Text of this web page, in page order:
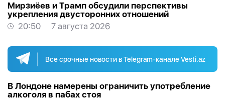
Мирзиёев и Трамп обсудили перспективы
укрепления двусторонних отношений
20:50
7 августа 2026
Все срочные новости в Telegram-канале Vesti.az
В Лондоне намерены ограничить употребление
алкоголя в пабах стоя